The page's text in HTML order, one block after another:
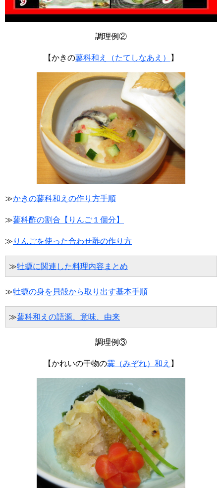
調理例②
【かきの蓼科和え（たてしなあえ） 】
≫かきの蓼科和えの作り方手順
≫蓼科酢の割合【りんご１個分】
≫ りんごを使った合わせ酢の作り方
≫牡蠣に関連した料理内容まとめ
≫牡蠣の身を貝殻から取り出す基本手順
≫蓼科和えの語源、意味、由来
調理例③
【かれいの干物の霙（みぞれ）和え 】